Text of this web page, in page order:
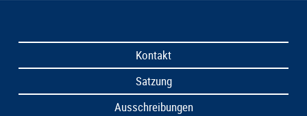
Kontakt
Satzung
Ausschreibungen